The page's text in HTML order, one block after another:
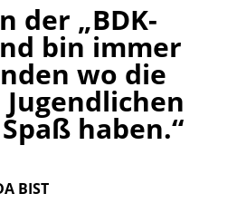
der „BDK-
bin immer
wo die
haben.“
BIST